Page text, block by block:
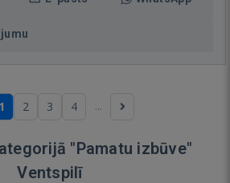
1 2 3 4 ...
"Pamatu izbūve"
Ventspilī